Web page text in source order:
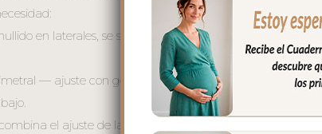
en laterales, se sujeta con lazos atados al capazo.
— ajuste con goma en todo el borde, perfecto para
el ajuste de la goma con relleno en laterales y